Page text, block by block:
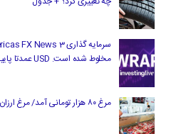
مخلوط شده است. USD عمدتا پایین.
مرغ ۸۰ هزار تومانی آمد/ مرغ ارزان را از کجا بخریم؟